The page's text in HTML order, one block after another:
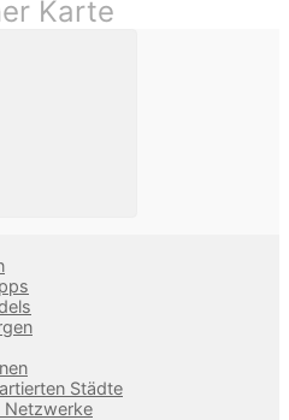
Karte
Städte
Netzwerke